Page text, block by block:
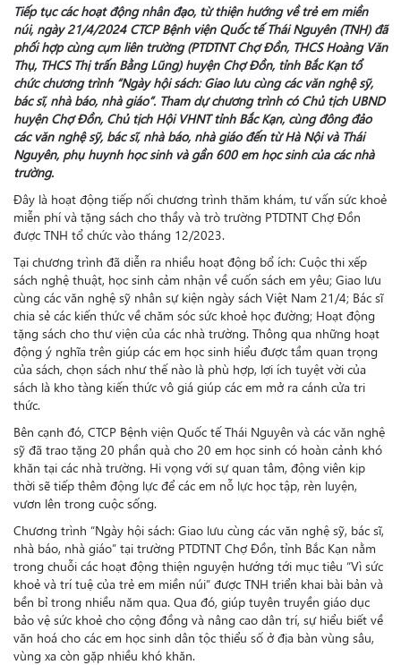
Tiếp tục các hoạt động nhân đạo, từ thiện hướng về trẻ em miền
núi, ngày 21/4/2024 CTCP Bệnh viện Quốc tế Thái Nguyên (TNH) đã
phối hợp cùng cụm liên trường (PTDTNT Chợ Đồn, THCS Hoàng Văn
Thụ, THCS Thị trấn Bằng Lũng) huyện Chợ Đồn, tỉnh Bắc Kạn tổ
chức chương trình “Ngày hội sách: Giao lưu cùng các văn nghệ sỹ,
bác sĩ, nhà báo, nhà giáo”. Tham dự chương trình có Chủ tịch UBND
huyện Chợ Đồn, Chủ tịch Hội VHNT tỉnh Bắc Kạn, cùng đông đảo
các văn nghệ sỹ, bác sĩ, nhà báo, nhà giáo đến từ Hà Nội và Thái
Nguyên, phụ huynh học sinh và gần 600 em học sinh của các nhà
trường.
Đây là hoạt động tiếp nối chương trình thăm khám, tư vấn sức khoẻ
miễn phí và tặng sách cho thầy và trò trường PTDTNT Chợ Đồn
được TNH tổ chức vào tháng 12/2023.
Tại chương trình đã diễn ra nhiều hoạt động bổ ích: Cuộc thi xếp
sách nghệ thuật, học sinh cảm nhận về cuốn sách em yêu; Giao lưu
cùng các văn nghệ sỹ nhân sự kiện ngày sách Việt Nam 21/4; Bác sĩ
chia sẻ các kiến thức về chăm sóc sức khoẻ học đường; Hoạt động
tặng sách cho thư viện của các nhà trường. Thông qua những hoạt
động ý nghĩa trên giúp các em học sinh hiểu được tầm quan trọng
của sách, chọn sách như thế nào là phù hợp, lợi ích tuyệt vời của
sách là kho tàng kiến thức vô giá giúp các em mở ra cánh cửa tri
thức.
Bên cạnh đó, CTCP Bệnh viện Quốc tế Thái Nguyên và các văn nghệ
sỹ đã trao tặng 20 phần quà cho 20 em học sinh có hoàn cảnh khó
khăn tại các nhà trường. Hi vọng với sự quan tâm, động viên kịp
thời sẽ tiếp thêm động lực để các em nỗ lực học tập, rèn luyện,
vươn lên trong cuộc sống.
Chương trình “Ngày hội sách: Giao lưu cùng các văn nghệ sỹ, bác sĩ,
nhà báo, nhà giáo” tại trường PTDTNT Chợ Đồn, tỉnh Bắc Kạn nằm
trong chuỗi các hoạt động thiện nguyện hướng tới mục tiêu “Vì sức
khoẻ và trí tuệ của trẻ em miền núi” được TNH triển khai bài bản và
bền bỉ trong nhiều năm qua. Qua đó, giúp tuyên truyền giáo dục
bảo vệ sức khoẻ cho cộng đồng và nâng cao dân trí, sự hiểu biết về
văn hoá cho các em học sinh dân tộc thiểu số ở địa bàn vùng sâu,
vùng xa còn gặp nhiều khó khăn.